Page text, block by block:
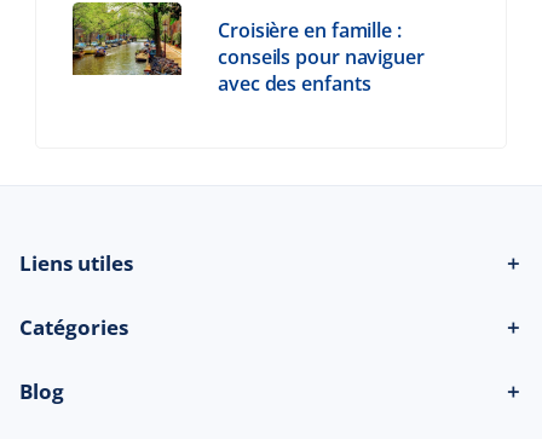
Croisière en famille :
conseils pour naviguer
avec des enfants
Liens utiles ＋
Catégories ＋
Blog ＋